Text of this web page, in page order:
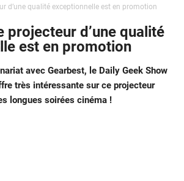
d’une qualité exceptionnelle est en promotion
projecteur d’une qualité
est en promotion
avec Gearbest, le Daily Geek Show
très intéressante sur ce projecteur
longues soirées cinéma !